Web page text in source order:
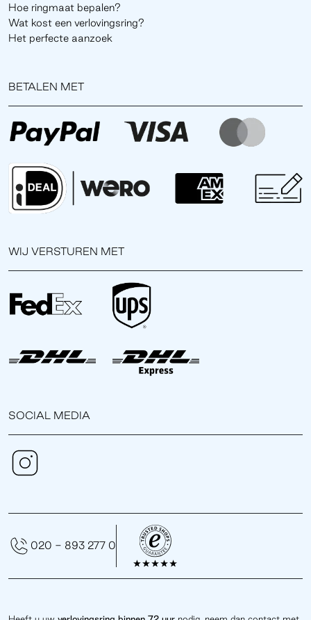
Hoe ringmaat bepalen?
Wat kost een verlovingsring?
Het perfecte aanzoek
BETALEN MET
WIJ VERSTUREN MET
SOCIAL MEDIA
020 - 893 277 0